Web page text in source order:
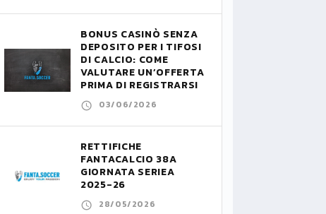
BONUS CASINÒ SENZA
DEPOSITO PER I TIFOSI
DI CALCIO: COME
VALUTARE UN’OFFERTA
PRIMA DI REGISTRARSI
03/06/2026
RETTIFICHE
FANTACALCIO 38A
GIORNATA SERIEA
2025-26
28/05/2026